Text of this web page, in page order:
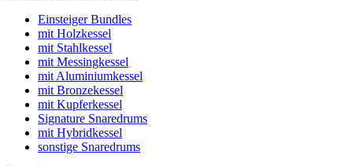
Einsteiger Bundles
mit Holzkessel
mit Stahlkessel
mit Messingkessel
mit Aluminiumkessel
mit Bronzekessel
mit Kupferkessel
Signature Snaredrums
mit Hybridkessel
sonstige Snaredrums